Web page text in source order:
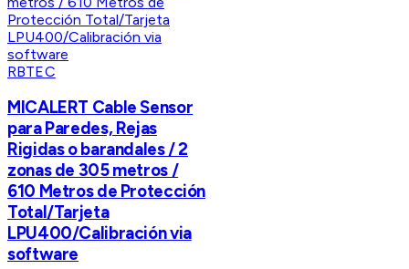
RBTEC
MICALERT Cable Sensor
para Paredes, Rejas
Rigidas o barandales / 2
zonas de 305 metros /
610 Metros de Protección
Total/Tarjeta
LPU400/Calibración via
software